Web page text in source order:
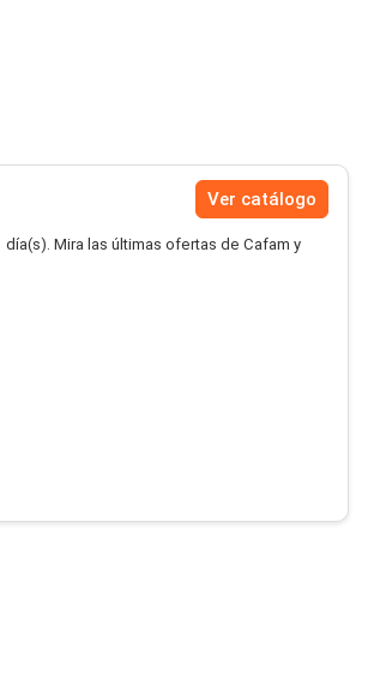
Ver catálogo
día(s). Mira las últimas ofertas de Cafam y